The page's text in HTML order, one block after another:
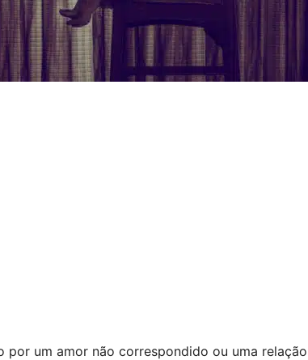
por um amor não correspondido ou uma